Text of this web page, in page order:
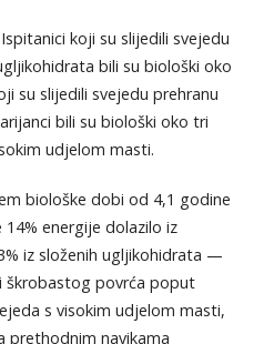
koji su slijedili svejedu
bili su biološki oko
su slijedili svejedu prehranu
bili su biološki oko tri
udjelom masti.
biološke dobi od 4,1 godine
energije dolazilo iz
iz složenih ugljikohidrata —
škrobastog povrća poput
s visokim udjelom masti,
prethodnim navikama